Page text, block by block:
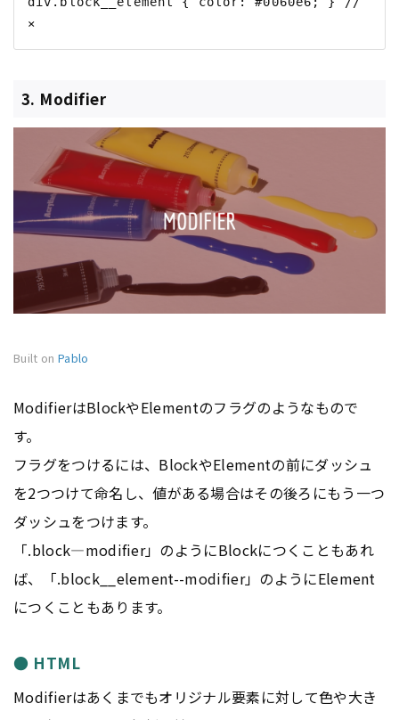
3. Modifier
Built on Pablo
ModifierはBlockやElementのフラグのようなもので
す。
フラグをつけるには、BlockやElementの前にダッシュ
を2つつけて命名し、値がある場合はその後ろにもう一つ
ダッシュをつけます。
「.block—modifier」のようにBlockにつくこともあれ
ば、「.block__element--modifier」のようにElement
につくこともあります。
● HTML
Modifierはあくまでもオリジナル要素に対して色や大き